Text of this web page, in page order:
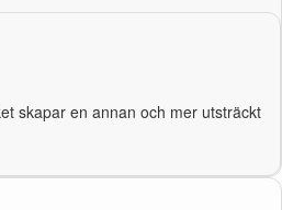
skapar en annan och mer utsträckt